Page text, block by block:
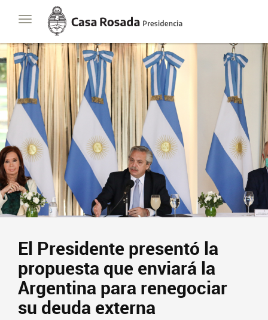
Toggle
navigation
Casa
Rosada
Presidencia
de
Nación
Presidencia Javier Milei Contacto Suscribite
El Presidente presentó la
propuesta que enviará la
Argentina para renegociar
su deuda externa